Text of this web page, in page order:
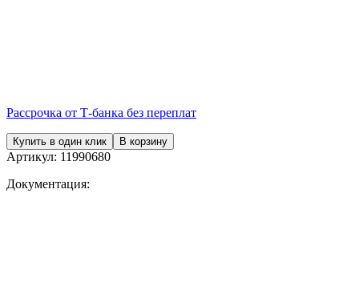
Рассрочка от Т-банка без переплат
Купить в один клик В корзину
Артикул: 11990680
Документация: